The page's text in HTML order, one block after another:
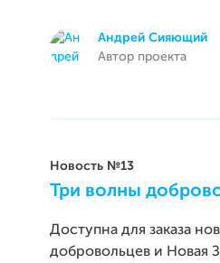
Андрей Сияющий
Автор проекта
Новость №13
Три волны
Доступна для заказа
добровольцев и Новая